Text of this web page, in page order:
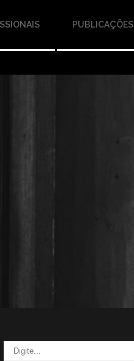
PUBLICAÇÕES